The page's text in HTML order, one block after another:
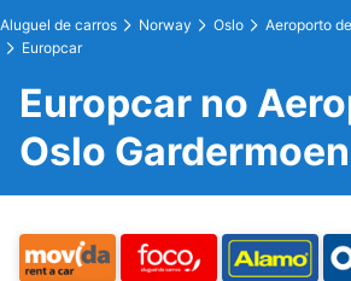
Aluguel de carros Norway Oslo
Aeroporto
Europcar
Europcar no
Oslo Gardermoen